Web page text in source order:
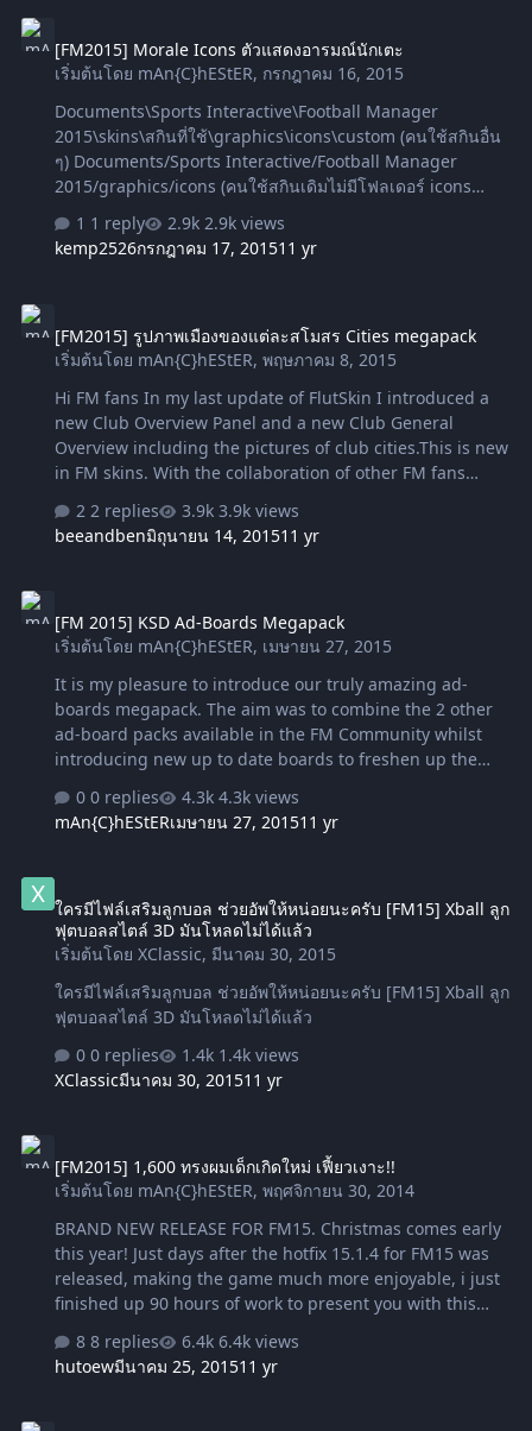
Reload Skin > Confirm mons, mediafire by 039
[FM2015] Morale Icons ตัวแสดงอารมณ์นักเตะ
เริ่มต้นโดย mAn{C}hEStER, กรกฎาคม 16, 2015
Documents\Sports Interactive\Football Manager
2015\skins\สกินที่ใช้\graphics\icons\custom (คนใช้สกินอื่น
ๆ) Documents/Sports Interactive/Football Manager
2015/graphics/icons (คนใช้สกินเดิมไม่มีโฟลเดอร์ icons
สร้างขึ้นมา) Download DazS8 FM Graphics
1 reply
2.9k views
kemp2526กรกฎาคม 17, 201511 yr
[FM2015] รูปภาพเมืองของแต่ละสโมสร Cities megapack
เริ่มต้นโดย mAn{C}hEStER,พฤษภาคม 8, 2015
Hi FM fans In my last update of FlutSkin I introduced a
new Club Overview Panel and a new Club General
Overview including the pictures of club cities.This is new
in FM skins. With the collaboration of other FM fans
of the citypics from clubs all over the world.We have now
the first MEGAPACK for FlutSkin.This pack includes all
ขั้นตอนการติดตั้ง สร้างโฟลเดอร์ชื่อ citypics ขึ้นมา
documents > sports interactive > football manager 2015
> graphics > pictures &…
2 replies
3.9k views
beeandbenมิถุนายน 14, 201511 yr
[FM 2015] KSD Ad-Boards Megapack
เริ่มต้นโดย mAn{C}hEStER, เมษายน 27, 2015
It is my pleasure to introduce our truly amazing ad-
boards megapack. The aim was to combine the 2 other
ad-board packs available in the FM Community whilst
introducing new up to date boards to freshen up the
make codes easier to find and edit. The 2 main packs by
Rab and Doc have now been combined so there are even
the ad boards started and for talking me into doing the
config. Download ตัวอัพเดทให้โหลดตัวเต็มข้างบนก่อน แล้วจึง
นำตัวอัพเดทไปทับ Update 1 (20 MB) Update 2 (12 MB)
Update 3 (9…
0 replies
4.3k views
mAn{C}hEStERเมษายน 27, 201511 yr
ใครมีไฟล์เสริมลูกบอล ช่วยอัพให้หน่อยนะครับ [FM15] Xball ลูก
ฟุตบอลสไตล์ 3D มันโหลดไม่ได้แล้ว
เริ่มต้นโดยXClassic, มีนาคม 30, 2015
ใครมีไฟล์เสริมลูกบอล ช่วยอัพให้หน่อยนะครับ [FM15] Xball ลูก
ฟุตบอลสไตล์ 3D มันโหลดไม่ได้แล้ว
0 replies
1.4k views
XClassicมีนาคม 30, 201511 yr
[FM2015] 1,600 ทรงผมเด็กเกิดใหม่ เฟี้ยวเงาะ!!
เริ่มต้นโดย mAn{C}hEStER,พฤศจิกายน 30, 2014
BRAND NEW RELEASE FOR FM15. Christmas comes early
this year! Just days after the hotfix 15.1.4 for FM15 was
released, making the game much more enjoyable, i just
finished up 90 hours of work to present you with this
includes over 1600 new fresh looking hairstyles from all
over the world, to make you never wanna play the game
8 replies
6.4k views
hutoewมีนาคม 25, 201511 yr